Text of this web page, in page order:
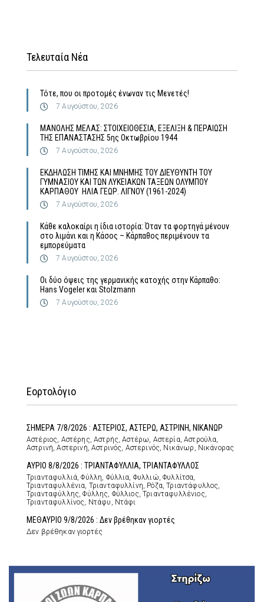
Τελευταία Νέα
Τότε, που οι προτομές ένωναν τις Μενετές!
7 Αυγούστου, 2026
MΑΝΟΛΗΣ ΜΕΛΑΣ: ΣΤΟΙΧΕΙΟΘΕΣΙΑ, ΕΞΕΛΙΞΗ & ΠΕΡΑΙΩΣΗ
ΤΗΣ ΕΠΑΝΑΣΤΑΣΗΣ 5ης Οκτωβρίου 1944
7 Αυγούστου, 2026
ΕΚΔΗΛΩΣΗ ΤΙΜΗΣ ΚΑΙ ΜΝΗΜΗΣ ΤΟΥ ΔΙΕΥΘΥΝΤΗ ΤΟΥ
ΓΥΜΝΑΣΙΟΥ ΚΑΙ ΤΩΝ ΛΥΚΕΙΑΚΩΝ ΤΑΞΕΩΝ ΟΛΥΜΠΟΥ
ΚΑΡΠΑΘΟΥ ΗΛΙΑ ΓΕΩΡ. ΛΙΓΝΟΥ (1961-2024)
7 Αυγούστου, 2026
Κάθε καλοκαίρι η ίδια ιστορία: Όταν τα φορτηγά μένουν
στο λιμάνι και η Κάσος – Κάρπαθος περιμένουν τα
εμπορεύματα
7 Αυγούστου, 2026
Οι δύο όψεις της γερμανικής κατοχής στην Κάρπαθο:
Hans Vogeler και Stolzmann
7 Αυγούστου, 2026
Εορτολόγιο
ΣΗΜΕΡΑ 7/8/2026 : ΑΣΤΕΡΙΟΣ, ΑΣΤΕΡΩ, ΑΣΤΡΙΝΗ, ΝΙΚΑΝΩΡ
Αστέριος, Αστέρης, Αστρής, Αστέρω, Αστερία, Αστρούλα,
Αστρινή, Αστερινή, Αστρινός, Αστερινός, Νικάνωρ, Νικάνορας
ΑΥΡΙΟ 8/8/2026 : ΤΡΙΑΝΤΑΦΥΛΛΙΑ, ΤΡΙΑΝΤΑΦΥΛΛΟΣ
Τριανταφυλλιά, Φύλλη, Φύλλια, Φυλλιώ, Φυλλίτσα,
Τριανταφυλλένια, Τριανταφυλλίνη, Ρόζα, Τριαντάφυλλος,
Τριανταφύλλης, Φύλλης, Φύλλιος, Τριανταφυλλένιος,
Τριανταφυλλίνος, Ντάφυ, Ντάφι
ΜΕΘΑΥΡΙΟ 9/8/2026 : Δεν βρέθηκαν γιορτές
Δεν βρέθηκαν γιορτές